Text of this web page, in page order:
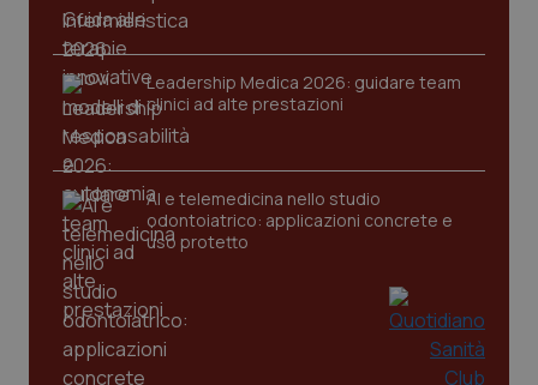
Leadership Medica 2026: guidare team
clinici ad alte prestazioni
AI e telemedicina nello studio
odontoiatrico: applicazioni concrete e
uso protetto
CookieScriptConsent